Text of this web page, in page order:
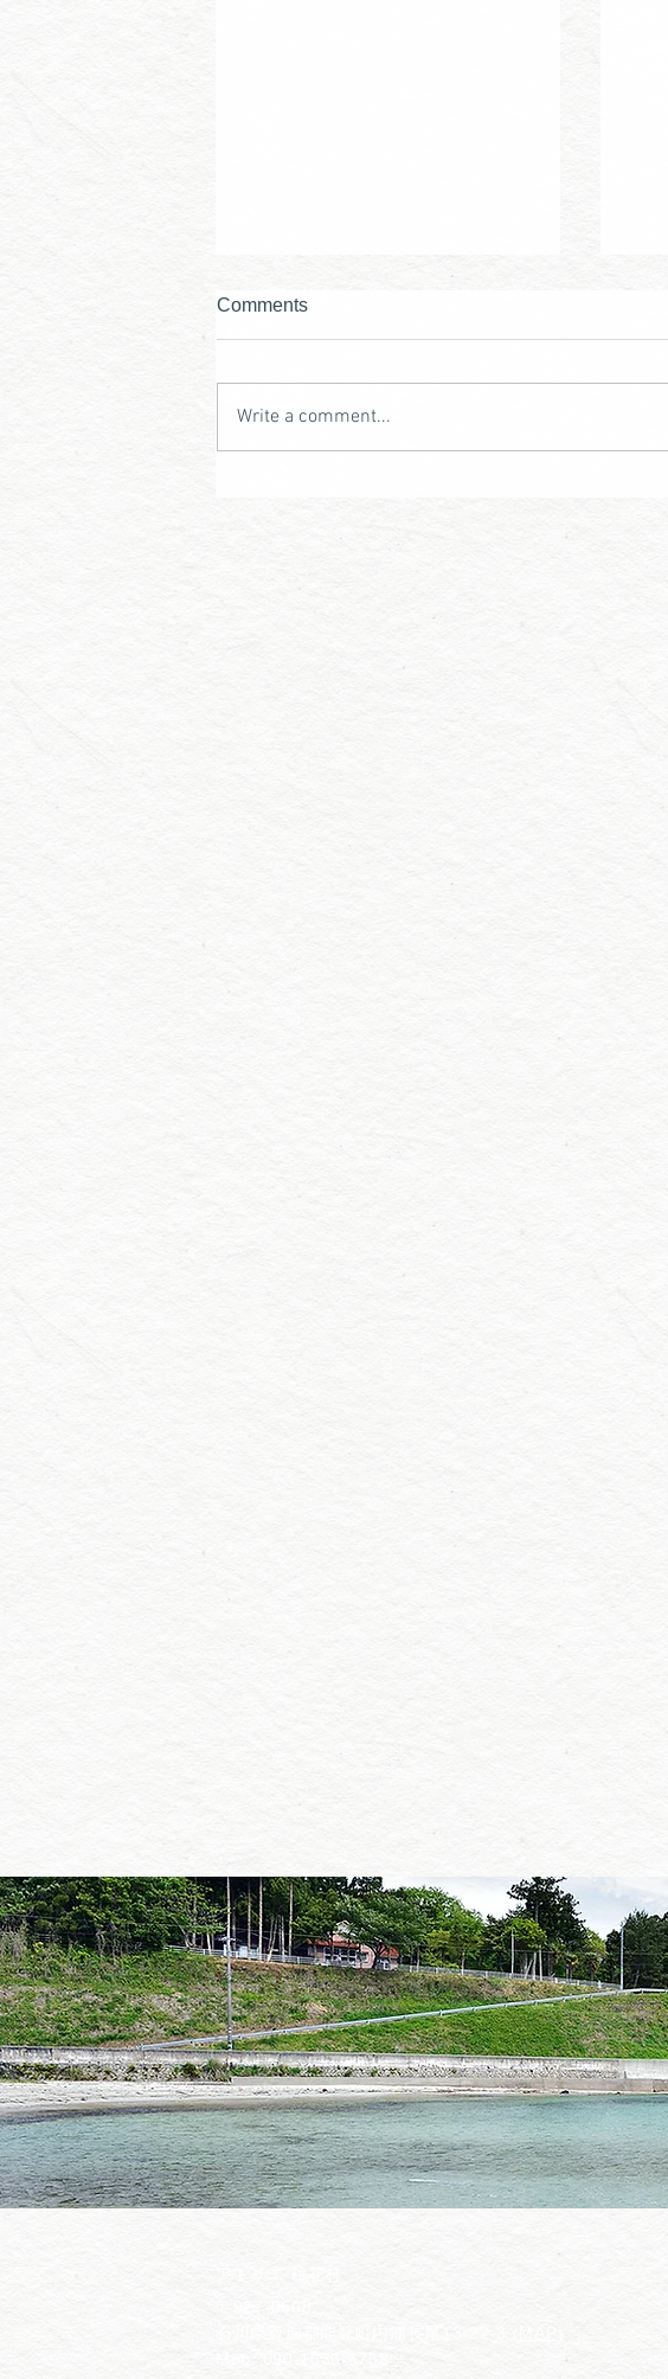
Comments
Write a comment...
090-1636-6768